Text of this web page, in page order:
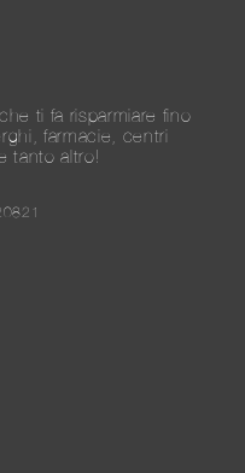
ti fa risparmiare fino
farmacie, centri
tanto altro!